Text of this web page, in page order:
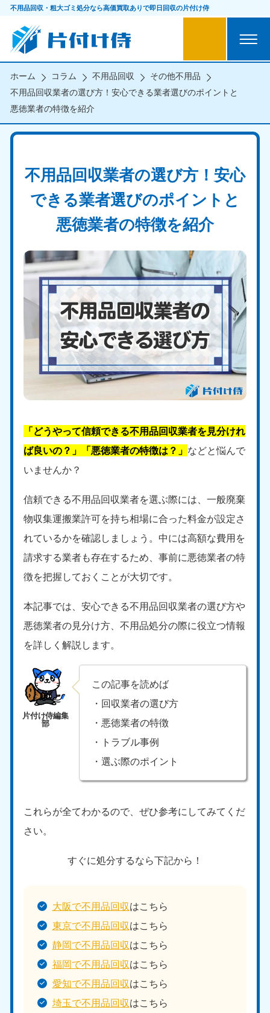
不用品回収・粗大ゴミ処分なら高価買取ありで即日回収の片付け侍
ホーム コラム 不用品回収
その他不用品
不用品回収業者の選び方！安心できる業者選びのポイントと
悪徳業者の特徴を紹介
不用品回収業者の選び方！安心
できる業者選びのポイントと
悪徳業者の特徴を紹介
「どうやって信頼できる不用品回収業者を見分けれ
ば良いの？」「悪徳業者の特徴は？」 などと悩んで
いませんか？
信頼できる不用品回収業者を選ぶ際には、一般廃棄
物収集運搬業許可を持ち相場に合った料金が設定さ
れているかを確認しましょう。中には高額な費用を
請求する業者も存在するため、事前に悪徳業者の特
徴を把握しておくことが大切です。
本記事では、安心できる不用品回収業者の選び方や
悪徳業者の見分け方、不用品処分の際に役立つ情報
を詳しく解説します。
この記事を読めば
・回収業者の選び方
・悪徳業者の特徴
・トラブル事例
・選ぶ際のポイント
これらが全てわかるので、ぜひ参考にしてみてくだ
さい。
すぐに処分するなら下記から！
大阪で不用品回収はこちら
東京で不用品回収はこちら
静岡で不用品回収はこちら
福岡で不用品回収はこちら
愛知で不用品回収はこちら
埼玉で不用品回収はこちら